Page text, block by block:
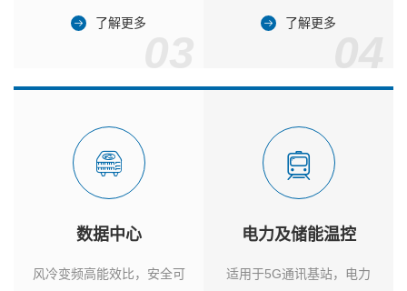
了解更多 了解更多
数据中心
风冷变频高能效比，安全可
电力及储能温控
适用于5G通讯基站，电力